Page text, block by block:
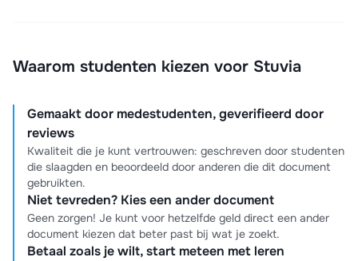
Waarom studenten kiezen voor Stuvia
Gemaakt door medestudenten, geverifieerd door
reviews
Kwaliteit die je kunt vertrouwen: geschreven door studenten
die slaagden en beoordeeld door anderen die dit document
gebruikten.
Niet tevreden? Kies een ander document
Geen zorgen! Je kunt voor hetzelfde geld direct een ander
document kiezen dat beter past bij wat je zoekt.
Betaal zoals je wilt, start meteen met leren